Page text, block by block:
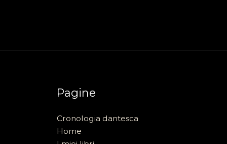
Pagine
Cronologia dantesca
Home